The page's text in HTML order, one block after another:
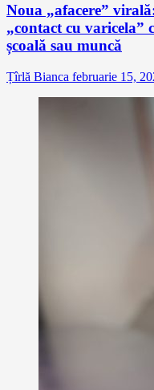
Noua „afacere”
„contact cu varicela”
școală sau muncă
Țîrlă Bianca februarie 15,